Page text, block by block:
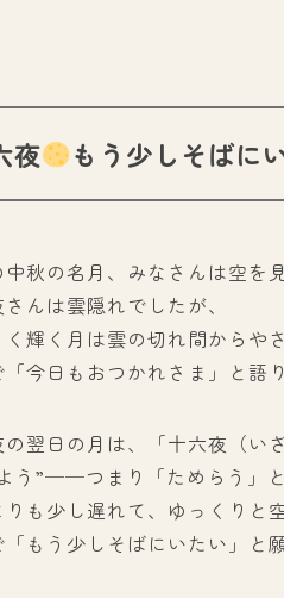
夜 もう少しそばに
中秋の名月、みなさんは空を
んは雲隠れでしたが、
く輝く月は雲の切れ間からや
「今日もおつかれさま」と語
翌日の月は、「十六夜（い
う”──つまり「ためらう」
も少し遅れて、ゆっくりと
「もう少しそばにいたい」と